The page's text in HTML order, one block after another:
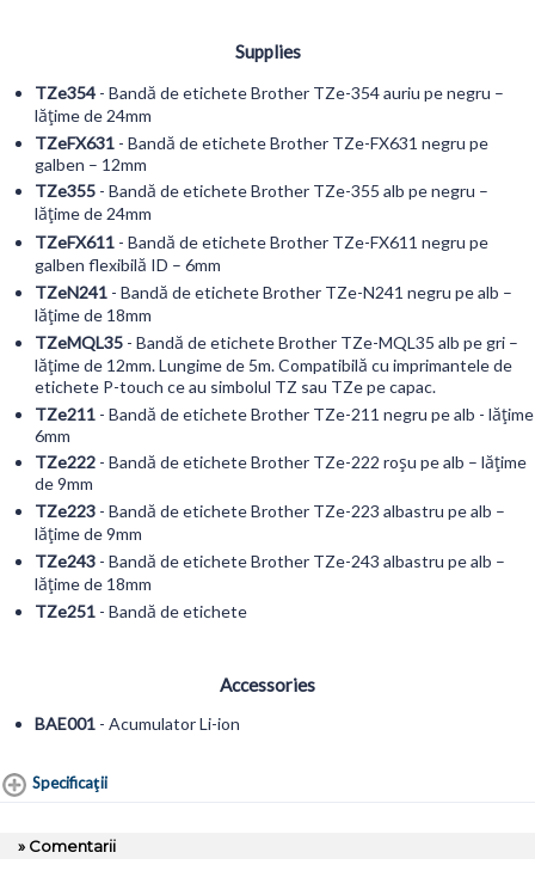
Supplies
TZe354 - Bandă de etichete Brother TZe-354 auriu pe negru –
lățime de 24mm
TZeFX631 - Bandă de etichete Brother TZe-FX631 negru pe
galben – 12mm
TZe355 - Bandă de etichete Brother TZe-355 alb pe negru –
lățime de 24mm
TZeFX611 - Bandă de etichete Brother TZe-FX611 negru pe
galben flexibilă ID – 6mm
TZeN241 - Bandă de etichete Brother TZe-N241 negru pe alb –
lățime de 18mm
TZeMQL35 - Bandă de etichete Brother TZe-MQL35 alb pe gri –
lățime de 12mm. Lungime de 5m. Compatibilă cu imprimantele de
etichete P-touch ce au simbolul TZ sau TZe pe capac.
TZe211 - Bandă de etichete Brother TZe-211 negru pe alb - lățime
6mm
TZe222 - Bandă de etichete Brother TZe-222 roșu pe alb – lățime
de 9mm
TZe223 - Bandă de etichete Brother TZe-223 albastru pe alb –
lățime de 9mm
TZe243 - Bandă de etichete Brother TZe-243 albastru pe alb –
lățime de 18mm
TZe251 - Bandă de etichete
Accessories
BAE001 - Acumulator Li-ion
Specificaţii
» Comentarii